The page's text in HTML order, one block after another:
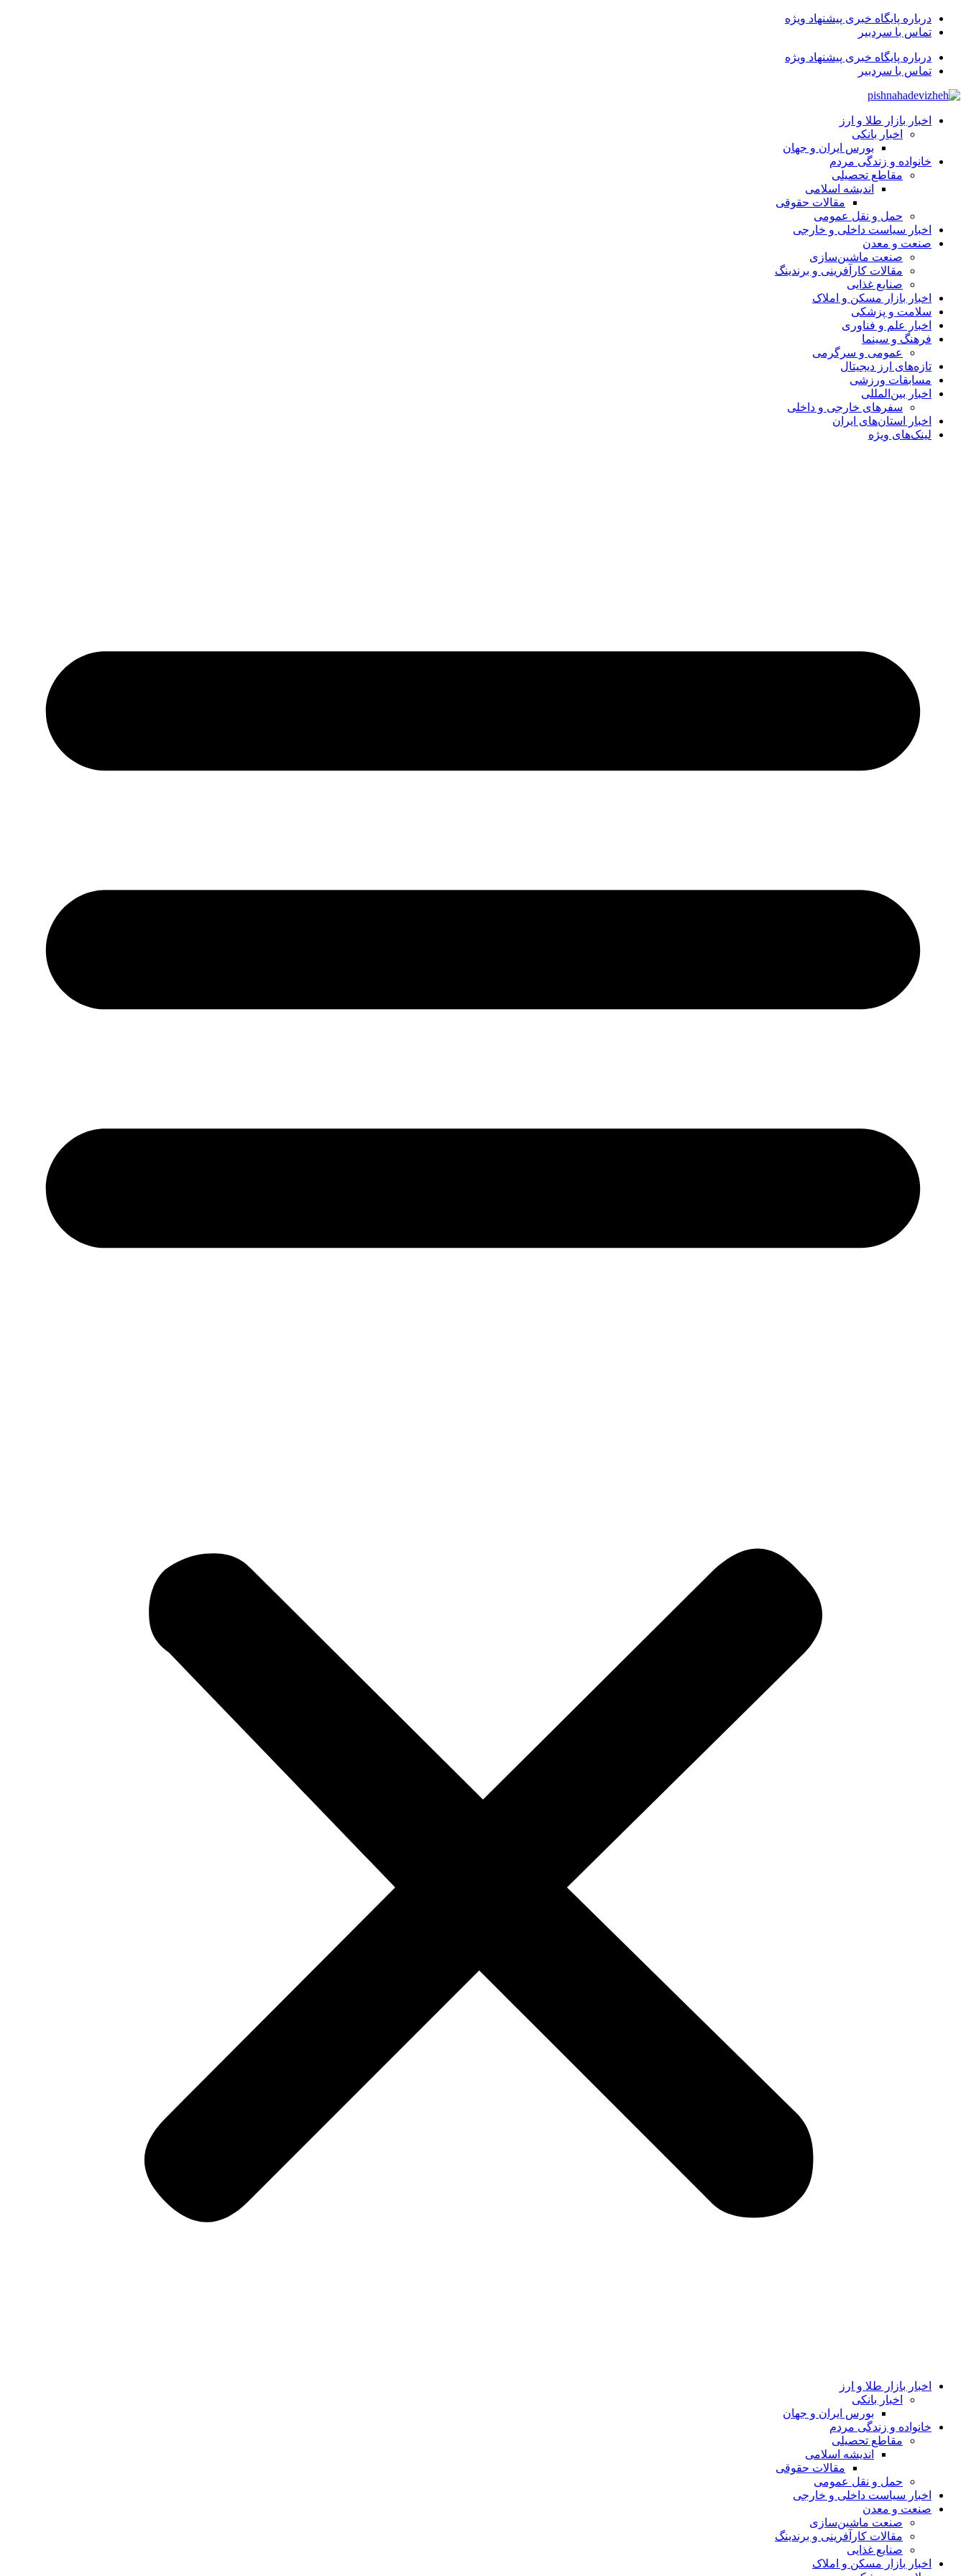
درباره پایگاه خبری پیشنهاد ویژه
تماس با سردبیر
درباره پایگاه خبری پیشنهاد ویژه
تماس با سردبیر
اخبار بازار طلا و ارز
اخبار بانکی
بورس ایران و جهان
خانواده و زندگی مردم
مقاطع تحصیلی
اندیشه اسلامی
مقالات حقوقی
حمل و نقل عمومی
اخبار سیاست داخلی و خارجی
صنعت و معدن
صنعت ماشین‌سازی
مقالات کارآفرینی و برندینگ
صنایع غذایی
اخبار بازار مسکن و املاک
سلامت و پزشکی
اخبار علم و فناوری
فرهنگ و سینما
عمومی و سرگرمی
تازه‌های ارز دیجیتال
مسابقات ورزشی
اخبار بین‌المللی
سفرهای خارجی و داخلی
اخبار استان‌های ایران
لینک‌های ویژه
اخبار بازار طلا و ارز
اخبار بانکی
بورس ایران و جهان
خانواده و زندگی مردم
مقاطع تحصیلی
اندیشه اسلامی
مقالات حقوقی
حمل و نقل عمومی
اخبار سیاست داخلی و خارجی
صنعت و معدن
صنعت ماشین‌سازی
مقالات کارآفرینی و برندینگ
صنایع غذایی
اخبار بازار مسکن و املاک